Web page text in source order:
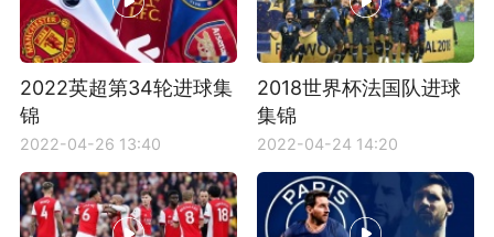
2022英超第34轮进球集
锦
2022-04-26 13:40
2018世界杯法国队进球
集锦
2022-04-24 14:20